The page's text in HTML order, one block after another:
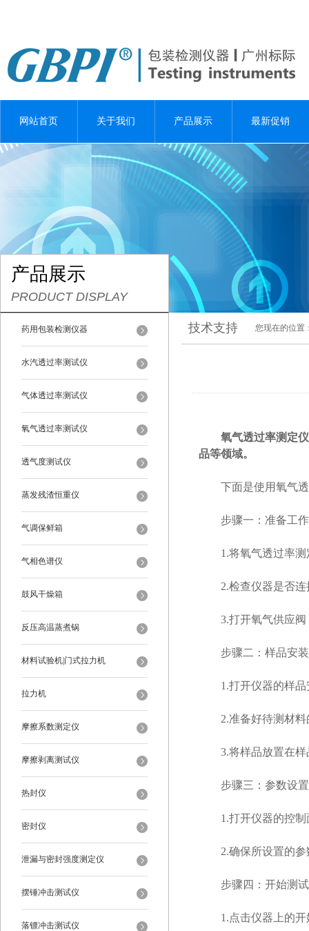
网站首页 关于我们 产品展示 最新促销
产品展示
PRODUCT DISPLAY
药用包装检测仪器
水汽透过率测试仪
气体透过率测试仪
氧气透过率测试仪
透气度测试仪
蒸发残渣恒重仪
气调保鲜箱
气相色谱仪
鼓风干燥箱
反压高温蒸煮锅
材料试验机|门式拉力机
拉力机
摩擦系数测定仪
摩擦剥离测试仪
热封仪
密封仪
泄漏与密封强度测定仪
摆锤冲击测试仪
落镖冲击测试仪
技术支持 您现在的位置
氧气透过率测定
品等领域。
下面是使用氧气透
步骤一：准备工作
1.将氧气透过率测
2.检查仪器是否连
3.打开氧气供应阀
步骤二：样品安装
1.打开仪器的样品
2.准备好待测材料
3.将样品放置在样
步骤三：参数设置
1.打开仪器的控制
2.确保所设置的参
步骤四：开始测试
1.点击仪器上的开